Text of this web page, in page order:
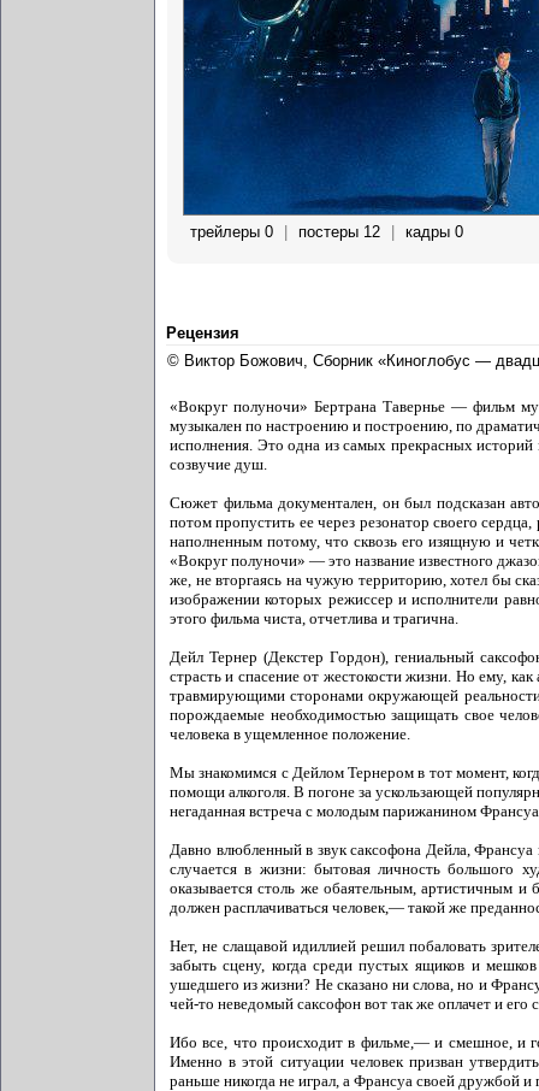
трейлеры 0 постеры 12 кадры 0
Рецензия
© Виктор Божович, Сборник «Киноглобус —
«Вокруг полуночи» Бертрана Тавернье — фильм
музыкален по настроению и построению, по
исполнения. Это одна из самых прекрасных
созвучие душ.
Сюжет фильма документален, он был подсказан
потом пропустить ее через резонатор своего
наполненным потому, что сквозь его изящную и
«Вокруг полуночи» — это название известного
же, не вторгаясь на чужую территорию, хотел бы
изображении которых режиссер и исполнители
этого фильма чиста, отчетлива и трагична.
Дейл Тернер (Декстер Гордон), гениальный
страсть и спасение от жестокости жизни. Но ему,
травмирующими сторонами окружающей
порождаемые необходимостью защищать свое
человека в ущемленное положение.
Мы знакомимся с Дейлом Тернером в тот момент,
помощи алкоголя. В погоне за ускользающей
негаданная встреча с молодым парижанином
Давно влюбленный в звук саксофона Дейла, Франсуа
случается в жизни: бытовая личность большого
оказывается столь же обаятельным, артистичным
должен расплачиваться человек,— такой же
Нет, не слащавой идиллией решил побаловать
забыть сцену, когда среди пустых ящиков и
ушедшего из жизни? Не сказано ни слова, но и
чей-то неведомый саксофон вот так же оплачет и его
Ибо все, что происходит в фильме,— и смешное, и
Именно в этой ситуации человек призван
раньше никогда не играл, а Франсуа своей дружбой